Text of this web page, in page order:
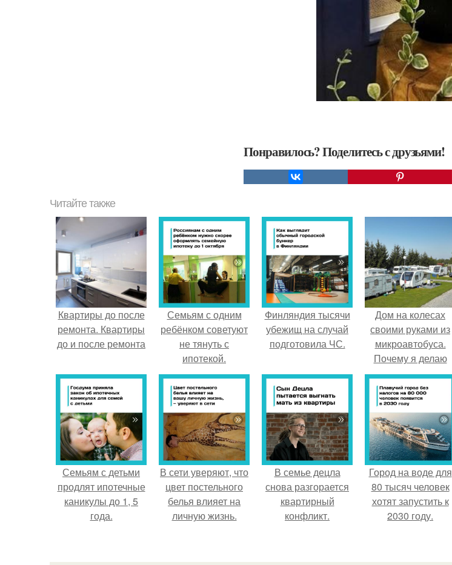
Понравилось? Поделитесь с друзьями!
Читайте также
Квартиры до после
ремонта. Квартиры
до и после ремонта
Семьям с одним
ребёнком советуют
не тянуть с
ипотекой.
Финляндия тысячи
убежищ на случай
подготовила ЧС.
Дом на колесах
своими руками из
микроавтобуса.
Почему я делаю
автодом из
маленького
микроавтобуса
Семьям с детьми
продлят ипотечные
каникулы до 1, 5
года.
В сети уверяют, что
цвет постельного
белья влияет на
личную жизнь.
В семье децла
снова разгорается
квартирный
конфликт.
Город на воде для
80 тысяч человек
хотят запустить к
2030 году.